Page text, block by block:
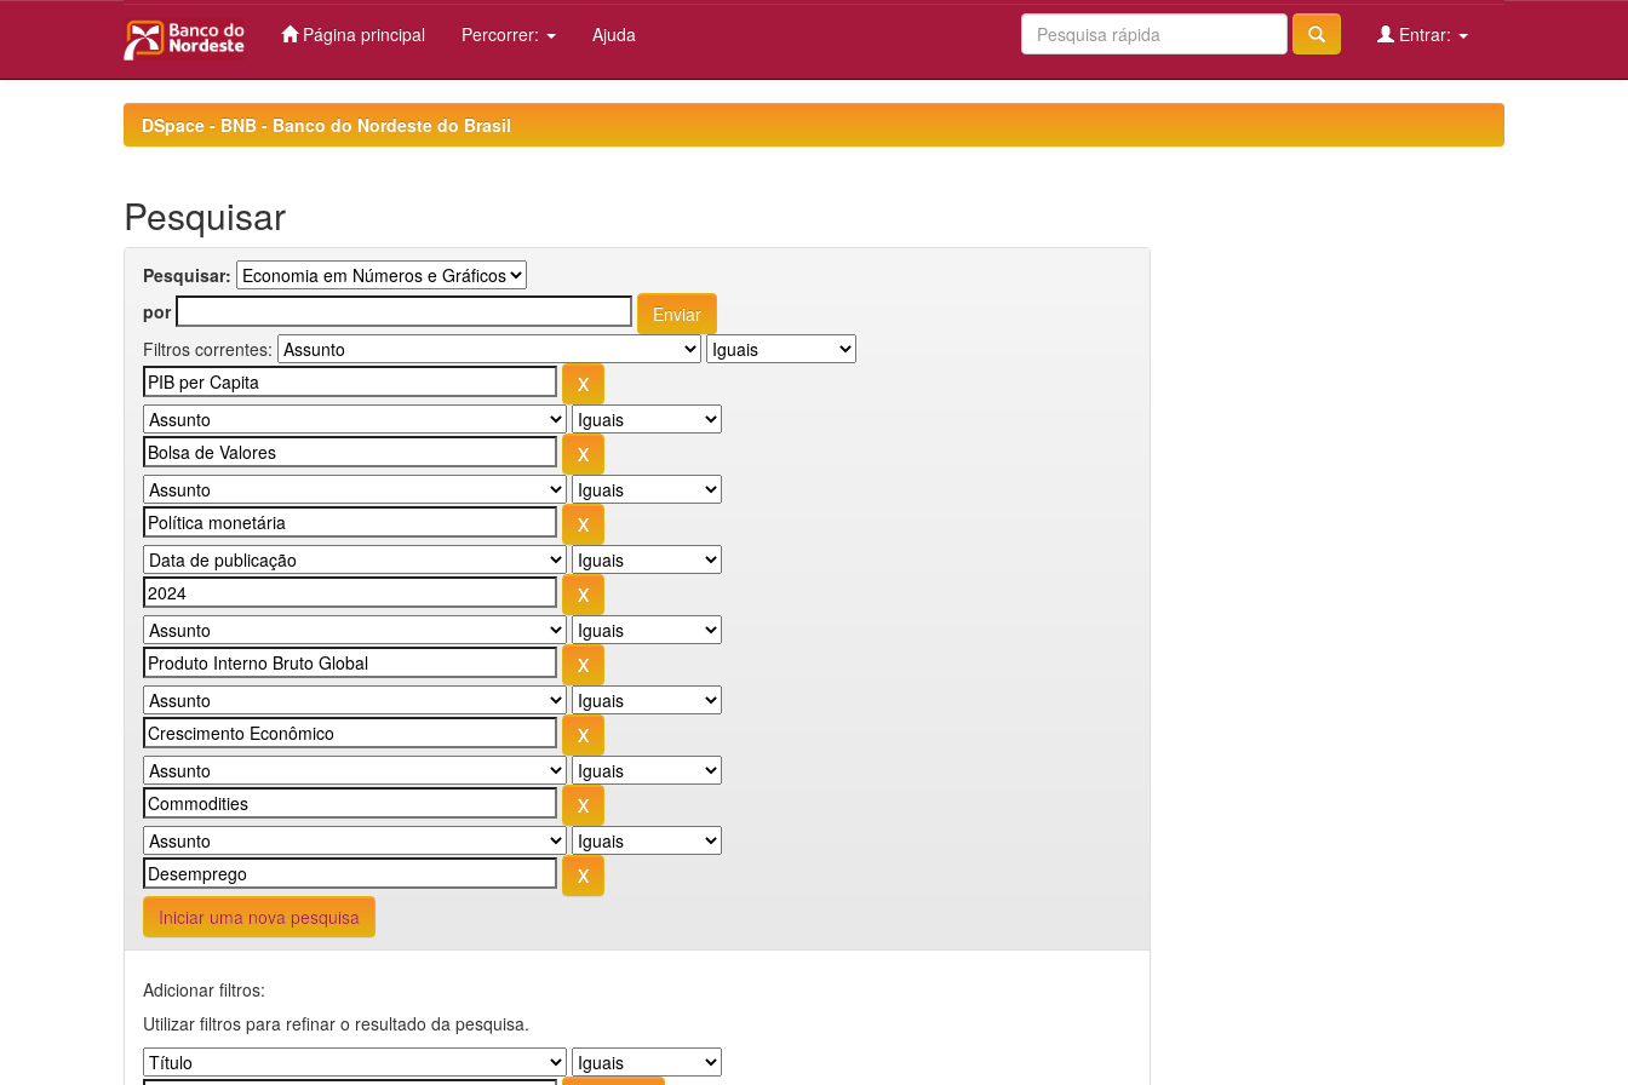
Página principal Percorrer: Ajuda Entrar:
DSpace - BNB - Banco do Nordeste do Brasil
Pesquisar
Pesquisar:
por
Filtros correntes:
Iniciar uma nova pesquisa
Adicionar filtros:
Utilizar filtros para refinar o resultado da pesquisa.